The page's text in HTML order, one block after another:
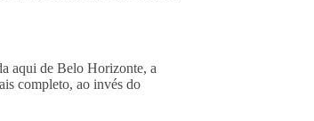
aqui de Belo Horizonte, a
completo, ao invés do